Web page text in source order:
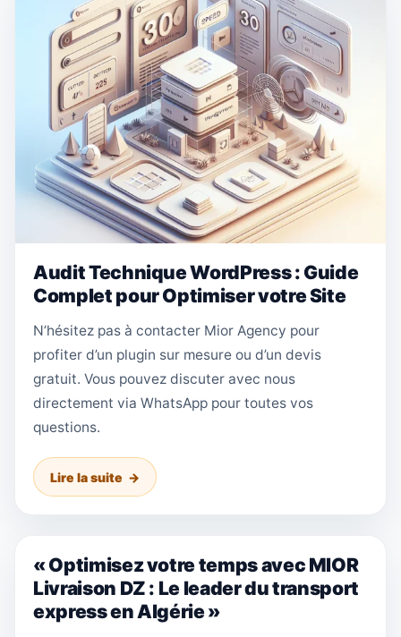
Audit Technique WordPress : Guide
Complet pour Optimiser votre Site
N’hésitez pas à contacter Mior Agency pour
profiter d’un plugin sur mesure ou d’un devis
gratuit. Vous pouvez discuter avec nous
directement via WhatsApp pour toutes vos
questions.
Lire la suite
« Optimisez votre temps avec MIOR
Livraison DZ : Le leader du transport
express en Algérie »